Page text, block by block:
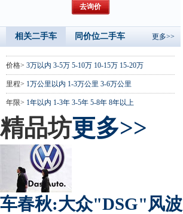
相关二手车 同价位二手车 更多>>
价格> 3万以内 3-5万 5-10万 10-15万 15-20万
里程> 1万公里以内 1-3万公里 3-6万公里
年限> 1年以内 1-3年 3-5年 5-8年 8年以上
精品坊更多>>
车春秋:大众"DSG"风波